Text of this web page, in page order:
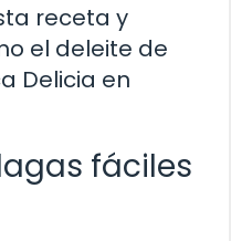
receta y
el deleite de
Delicia en
fáciles